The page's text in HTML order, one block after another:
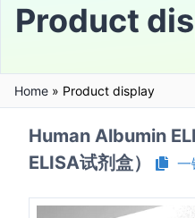
Product
Home » Product display
Human Albumin
ELISA试剂盒）
一